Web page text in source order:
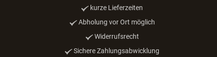
kurze Lieferzeiten
Abholung vor Ort möglich
Widerrufsrecht
Sichere Zahlungsabwicklung